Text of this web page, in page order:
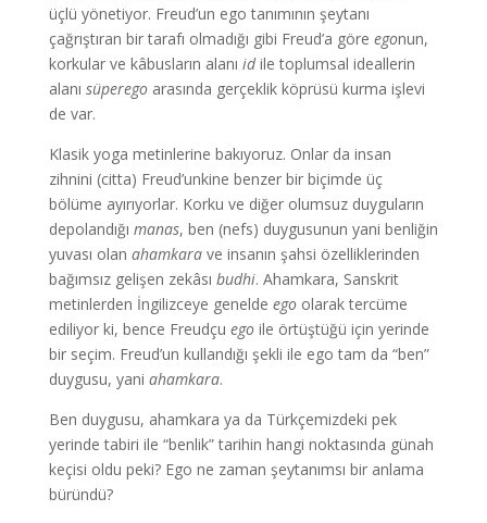
üçlü yönetiyor. Freud’un ego tanımının şeytanı
çağrıştıran bir tarafı olmadığı gibi Freud’a göre egonun,
korkular ve kâbusların alanı idile toplumsal ideallerin
alanı süperego arasında gerçeklik köprüsü kurma işlevi
de var.
Klasik yoga metinlerine bakıyoruz. Onlar da insan
zihnini (citta) Freud’unkine benzer bir biçimde üç
bölüme ayırıyorlar. Korku ve diğer olumsuz duyguların
depolandığı manas, ben (nefs) duygusunun yani benliğin
yuvası olan ahamkarave insanın şahsi özelliklerinden
bağımsız gelişen zekâsı budhi. Ahamkara, Sanskrit
metinlerden İngilizceye genelde egoolarak tercüme
ediliyor ki, bence Freudçu egoile örtüştüğü için yerinde
bir seçim. Freud’un kullandığı şekli ile ego tam da “ben”
duygusu, yani ahamkara.
Ben duygusu, ahamkara ya da Türkçemizdeki pek
yerinde tabiri ile “benlik” tarihin hangi noktasında günah
keçisi oldu peki? Ego ne zaman şeytanımsı bir anlama
büründü?